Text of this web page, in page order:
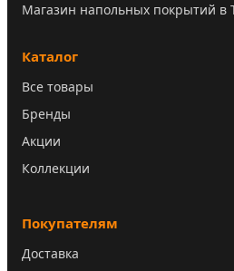
Магазин напольных покрытий в
Каталог
Все товары
Бренды
Акции
Коллекции
Покупателям
Доставка